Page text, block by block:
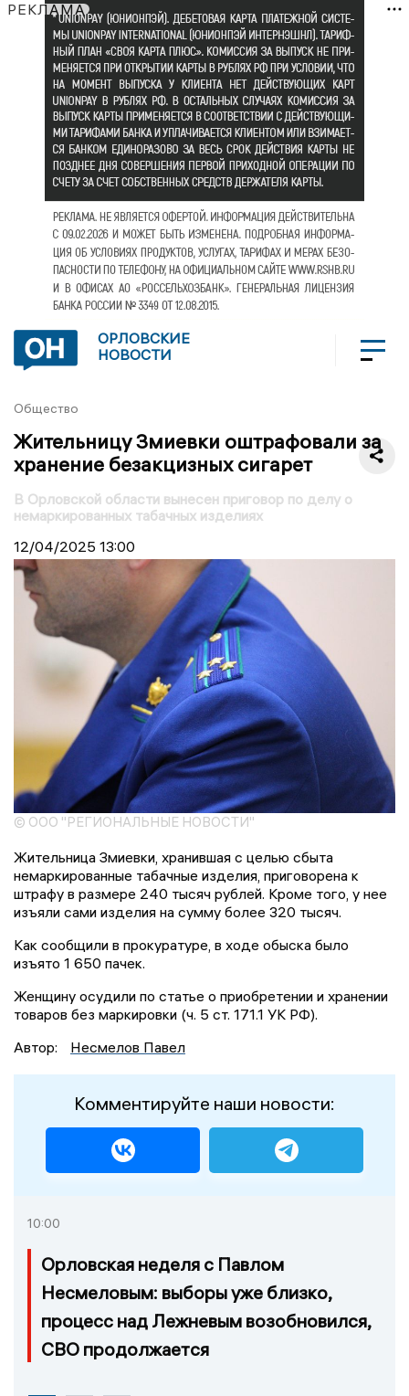
РЕКЛАМА
ОРЛОВСКИЕ
НОВОСТИ
Общество
Жительницу Змиевки оштрафовали за
хранение безакцизных сигарет
В Орловской области вынесен приговор по делу о
немаркированных табачных изделиях
12/04/2025 13:00
© ООО "РЕГИОНАЛЬНЫЕ НОВОСТИ"
Жительница Змиевки, хранившая с целью сбыта
немаркированные табачные изделия, приговорена к
штрафу в размере 240 тысяч рублей. Кроме того, у нее
изъяли сами изделия на сумму более 320 тысяч.
Как сообщили в прокуратуре, в ходе обыска было
изъято 1 650 пачек.
Женщину осудили по статье о приобретении и хранении
товаров без маркировки (ч. 5 ст. 171.1 УК РФ).
Автор:
Несмелов Павел
Комментируйте наши новости:
10:00
Орловская неделя с Павлом
Несмеловым: выборы уже близко,
процесс над Лежневым возобновился,
СВО продолжается